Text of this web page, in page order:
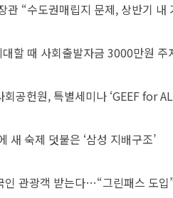
관 “수도권매립지 문제, 상반기 내
할 때 사회출발자금 3000만원 주
공헌원, 특별세미나 ‘GEEF for
새 숙제 덧붙은 ‘삼성 지배구조’
인 관광객 받는다…“그린패스 도입